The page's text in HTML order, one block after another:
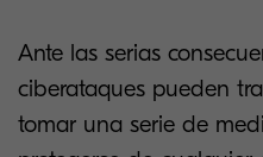
Ante las serias
ciberataques pueden
tomar una serie de